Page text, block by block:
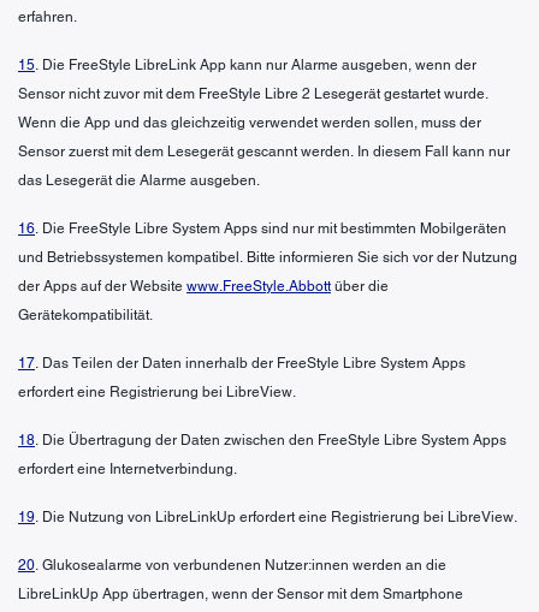
erfahren.
15. Die FreeStyle LibreLink App kann nur Alarme ausgeben, wenn der
Sensor nicht zuvor mit dem FreeStyle Libre 2 Lesegerät gestartet wurde.
Wenn die App und das gleichzeitig verwendet werden sollen, muss der
Sensor zuerst mit dem Lesegerät gescannt werden. In diesem Fall kann nur
das Lesegerät die Alarme ausgeben.
16. Die FreeStyle Libre System Apps sind nur mit bestimmten Mobilgeräten
und Betriebssystemen kompatibel. Bitte informieren Sie sich vor der Nutzung
der Apps auf der Website www.FreeStyle.Abbott über die
Gerätekompatibilität.
17. Das Teilen der Daten innerhalb der FreeStyle Libre System Apps
erfordert eine Registrierung bei LibreView.
18. Die Übertragung der Daten zwischen den FreeStyle Libre System Apps
erfordert eine Internetverbindung.
19. Die Nutzung von LibreLinkUp erfordert eine Registrierung bei LibreView.
20. Glukosealarme von verbundenen Nutzer:innen werden an die
LibreLinkUp App übertragen, wenn der Sensor mit dem Smartphone